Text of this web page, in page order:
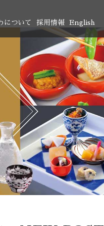
について 採用情報 English